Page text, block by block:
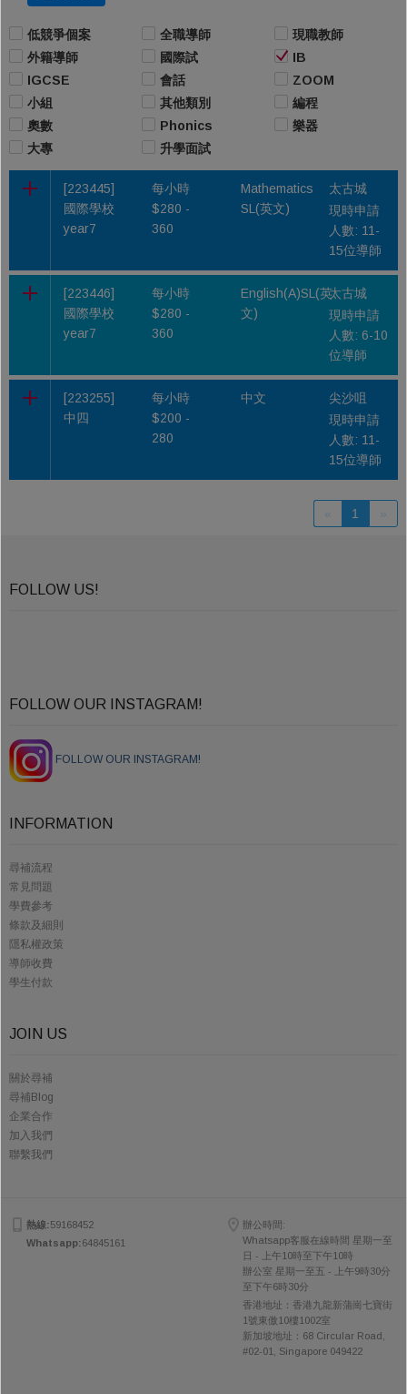
低競爭個案 全職導師
現職教師
外籍導師
國際試
IB
IGCSE
會話
ZOOM
小組
其他類別
編程
奧數
Phonics
樂器
大專
升學面試
[223445]
國際學校
year7
每小時
$280 -
360
Mathematics
SL(英文)
太古城
現時申請
人數: 11-
15位導師
[223446]
國際學校
year7
每小時
$280 -
360
English(A)SL(英
文)
太古城
現時申請
人數: 6-10
位導師
[223255]
中四
每小時
$200 -
280
中文
尖沙咀
現時申請
人數: 11-
15位導師
« 1 »
FOLLOW US!
FOLLOW OUR INSTAGRAM!
FOLLOW OUR INSTAGRAM!
INFORMATION
尋補流程
常見問題
學費參考
條款及細則
隱私權政策
導師收費
學生付款
JOIN US
關於尋補
尋補Blog
企業合作
加入我們
聯繫我們
熱線:59168452
Whatsapp:64845161
辦公時間:
Whatsapp客服在線時間 星期一至
日 - 上午10時至下午10時
辦公室 星期一至五 - 上午9時30分
至下午6時30分
香港地址：香港九龍新蒲崗七寶街
1號東傲10樓1002室
新加坡地址：68 Circular Road,
#02-01, Singapore 049422